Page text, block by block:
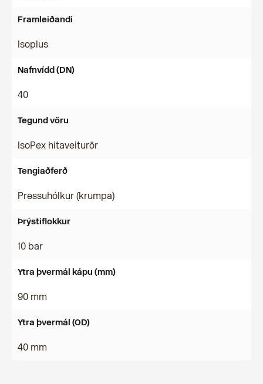
Framleiðandi
Isoplus
Nafnvídd (DN)
40
Tegund vöru
IsoPex hitaveiturör
Tengiaðferð
Pressuhólkur (krumpa)
Þrýstiflokkur
10 bar
Ytra þvermál kápu (mm)
90 mm
Ytra þvermál (OD)
40 mm